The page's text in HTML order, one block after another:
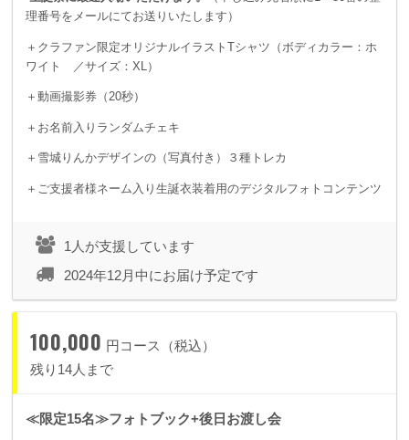
理番号をメールにてお送りいたします）
＋クラファン限定オリジナルイラストTシャツ（ボディカラー：ホ
ワイト ／サイズ：XL）
＋動画撮影券（20秒）
＋お名前入りランダムチェキ
＋雪城りんかデザインの（写真付き）３種トレカ
＋ご支援者様ネーム入り生誕衣装着用のデジタルフォトコンテンツ
1人が支援しています
2024年12月中にお届け予定です
100,000 円コース（税込）
残り14人まで
≪限定15名≫フォトブック+後日お渡し会